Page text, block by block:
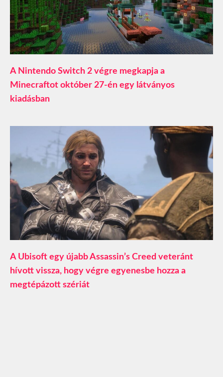
A Nintendo Switch 2 végre megkapja a
Minecraftot október 27-én egy látványos
kiadásban
A Ubisoft egy újabb Assassin’s Creed veteránt
hívott vissza, hogy végre egyenesbe hozza a
megtépázott szériát